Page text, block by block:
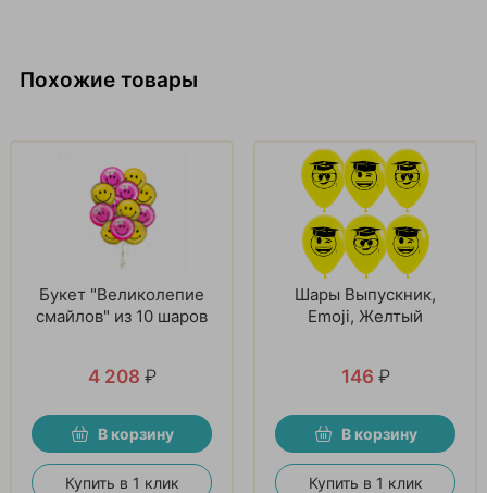
Похожие товары
Букет "Великолепие
смайлов" из 10 шаров
4 208 ₽
В корзину
Купить в 1 клик
Шары Выпускник,
Emoji, Желтый
146 ₽
В корзину
Купить в 1 клик